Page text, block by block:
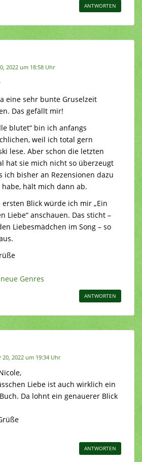
ANTWORTEN
2022 um 18:58 Uhr
eine sehr bunte Gruselzeit
Das gefällt mir!
blutet“ bin ich anfangs
weil ich total gern
lese. Aber schon die letzten
hat sie mich nicht so überzeugt
ich bisher an Rezensionen dazu
habe, hält mich dann ab.
ersten Blick würde ich mir „Ein
Liebe“ anschauen. Das sticht –
Liebesmädchen im Song – so
Genres
ANTWORTEN
2022 um 19:34 Uhr
Liebe ist auch wirklich ein
Da lohnt ein genauerer Blick
ANTWORTEN